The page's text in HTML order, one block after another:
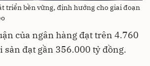
triển bền vững, định hướng cho giai đoạn
của ngân hàng đạt trên 4.760
sản đạt gần 356.000 tỷ đồng.